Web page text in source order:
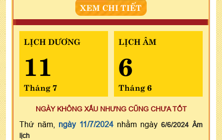
XEM CHI TIẾT
LỊCH DƯƠNG
11
Tháng 7
LỊCH ÂM
6
Tháng 6
NGÀY KHÔNG XẤU NHƯNG CŨNG CHƯA TỐT
Thứ năm, ngày 11/7/2024 nhằm ngày 6/6/2024 Âm
lịch